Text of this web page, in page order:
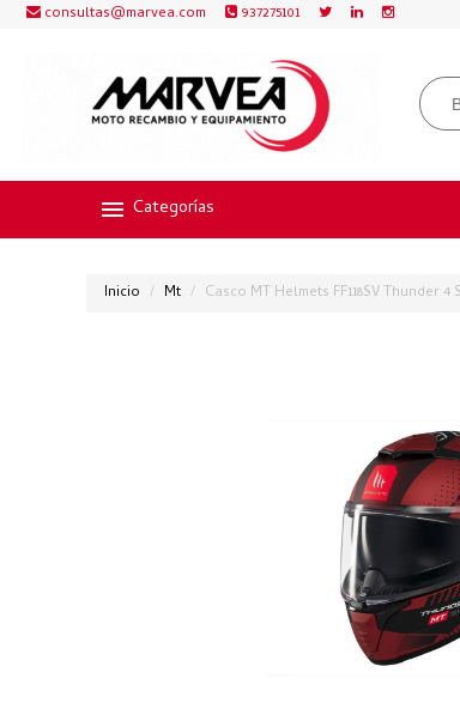
consultas@marvea.com 937275101
Categorías
Inicio Mt Casco MT Helmets FF118SV Thunder 4